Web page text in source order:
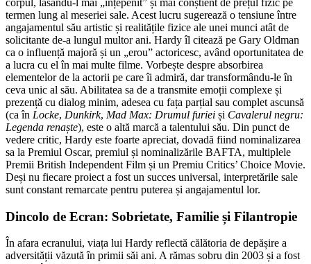
corpul, lăsându-l mai „înțepenit” și mai conștient de prețul fizic pe
termen lung al meseriei sale. Acest lucru sugerează o tensiune între
angajamentul său artistic și realitățile fizice ale unei munci atât de
solicitante de-a lungul multor ani. Hardy îl citează pe Gary Oldman
ca o influență majoră și un „erou” actoricesc, având oportunitatea de
a lucra cu el în mai multe filme. Vorbește despre absorbirea
elementelor de la actorii pe care îi admiră, dar transformându-le în
ceva unic al său. Abilitatea sa de a transmite emoții complexe și
prezență cu dialog minim, adesea cu fața parțial sau complet ascunsă
(ca în Locke, Dunkirk, Mad Max: Drumul furiei și Cavalerul negru:
Legenda renaște), este o altă marcă a talentului său. Din punct de
vedere critic, Hardy este foarte apreciat, dovadă fiind nominalizarea
sa la Premiul Oscar, premiul și nominalizările BAFTA, multiplele
Premii British Independent Film și un Premiu Critics’ Choice Movie.
Deși nu fiecare proiect a fost un succes universal, interpretările sale
sunt constant remarcate pentru puterea și angajamentul lor.
Dincolo de Ecran: Sobrietate, Familie și Filantropie
În afara ecranului, viața lui Hardy reflectă călătoria de depășire a
adversității văzută în primii săi ani. A rămas sobru din 2003 și a fost